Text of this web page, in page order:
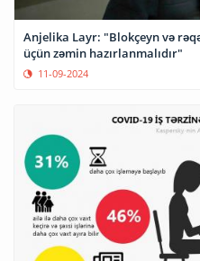
Anjelika Layr: "Blokçeyn və
üçün zəmin hazırlanmalıdır"
11-09-2024